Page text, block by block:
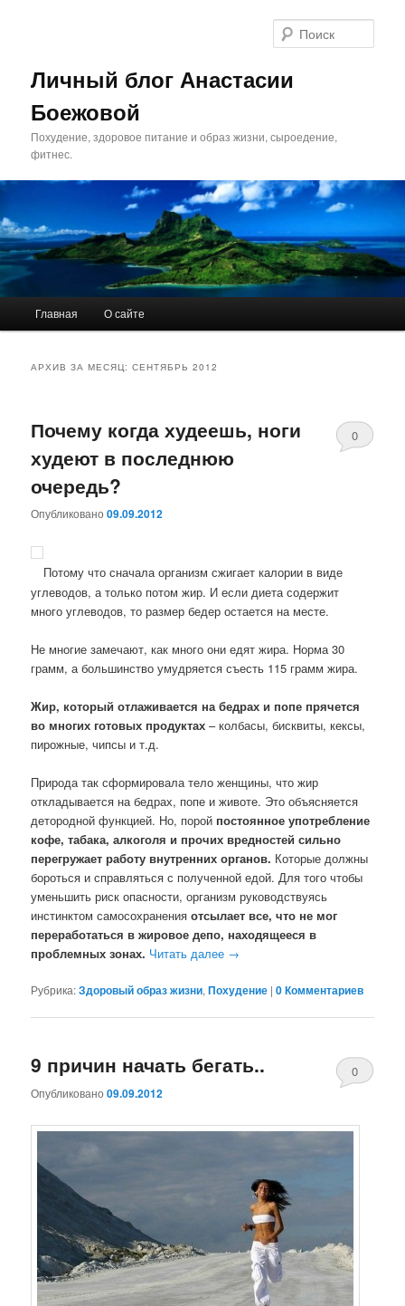
Личный блог Анастасии
Боежовой
Похудение, здоровое питание и образ жизни, сыроедение,
фитнес.
Перейти к основному содержимому
Перейти к дополнительному содержимому
Главная О сайте
АРХИВ ЗА МЕСЯЦ:СЕНТЯБРЬ 2012
Почему когда худеешь, ноги
худеют в последнюю
очередь?
Опубликовано09.09.2012
0
Потому что сначала организм сжигает калории в виде
углеводов, а только потом жир. И если диета содержит
много углеводов, то размер бедер остается на месте.
Не многие замечают, как много они едят жира. Норма 30
грамм, а большинство умудряется съесть 115 грамм жира.
Жир, который отлаживается на бедрах и попе прячется
во многих готовых продуктах – колбасы, бисквиты, кексы,
пирожные, чипсы и т.д.
Природа так сформировала тело женщины, что жир
откладывается на бедрах, попе и животе. Это объясняется
детородной функцией. Но, порой постоянное употребление
кофе, табака, алкоголя и прочих вредностей сильно
перегружает работу внутренних органов. Которые должны
бороться и справляться с полученной едой. Для того чтобы
уменьшить риск опасности, организм руководствуясь
инстинктом самосохраненияотсылает все, что не мог
переработаться в жировое депо, находящееся в
проблемных зонах. Читать далее →
Рубрика:Здоровый образ жизни,Похудение |0 Комментариев
9 причин начать бегать..
Опубликовано09.09.2012
0